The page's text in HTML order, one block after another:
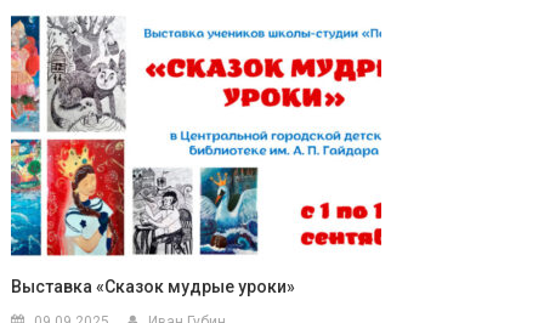
Выставка «Сказок мудрые уроки»